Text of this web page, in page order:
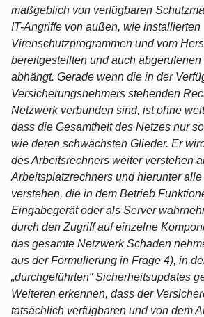
maßgeblich von verfügbaren
IT-Angriffe von außen, wie installierten
Virenschutzprogrammen und vom
bereitgestellten und auch
abhängt. Gerade wenn die in der
Versicherungsnehmers stehenden
Netzwerk verbunden sind, ist ohne
dass die Gesamtheit des Netzes nur
wie deren schwächsten Glieder. Er
des Arbeitsrechners weiter verstehen
Arbeitsplatzrechners und hierunter
verstehen, die in dem Betrieb
Eingabegerät oder als Server
durch den Zugriff auf einzelne
das gesamte Netzwerk Schaden
aus der Formulierung in Frage 4), in
„durchgeführten“ Sicherheitsupdates
Weiteren erkennen, dass der
tatsächlich verfügbaren und von dem